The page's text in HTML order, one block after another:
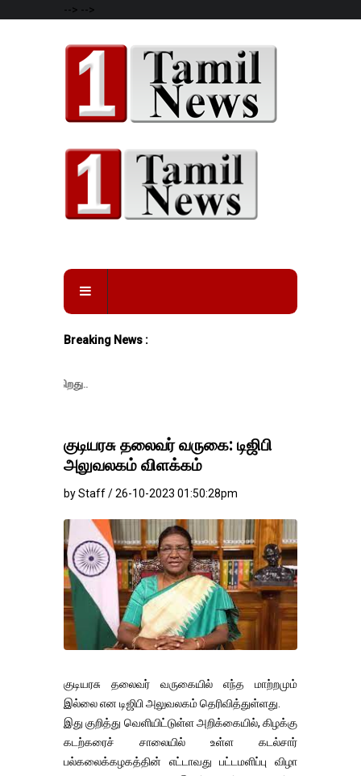
--> -->
Breaking News :
குடியரசு தலைவர் வருகை: டிஜிபி
அலுவலகம் விளக்கம்
by Staff / 26-10-2023 01:50:28pm
குடியரசு தலைவர் வருகையில் எந்த மாற்றமும்
இல்லை என டிஜிபி அலுவலகம் தெரிவித்துள்ளது.
இது குறித்து வெளியிட்டுள்ள அறிக்கையில், கிழக்கு
கடற்கரைச் சாலையில் உள்ள கடல்சார்
பல்கலைக்கழகத்தின் எட்டாவது பட்டமளிப்பு விழா